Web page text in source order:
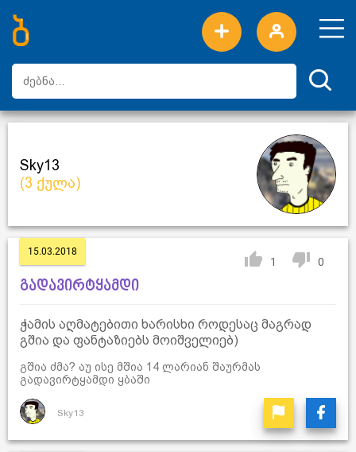
ახალი სიტყვები
ტოპ სიტყვები
დღის ტოპ სიტყვები
ტოპ მომხმარებლები
Sky13
(3 ქულა)
15.03.2018
1 0
გადავირტყამდი
ჭამის აღმატებითი ხარისხი როდესაც მაგრად
გშია და ფანტაზიებს მოიშველიებ)
გშია ძმა? აუ ისე მშია 14 ლარიან შაურმას
გადავირტყამდი ყბაში
Sky13